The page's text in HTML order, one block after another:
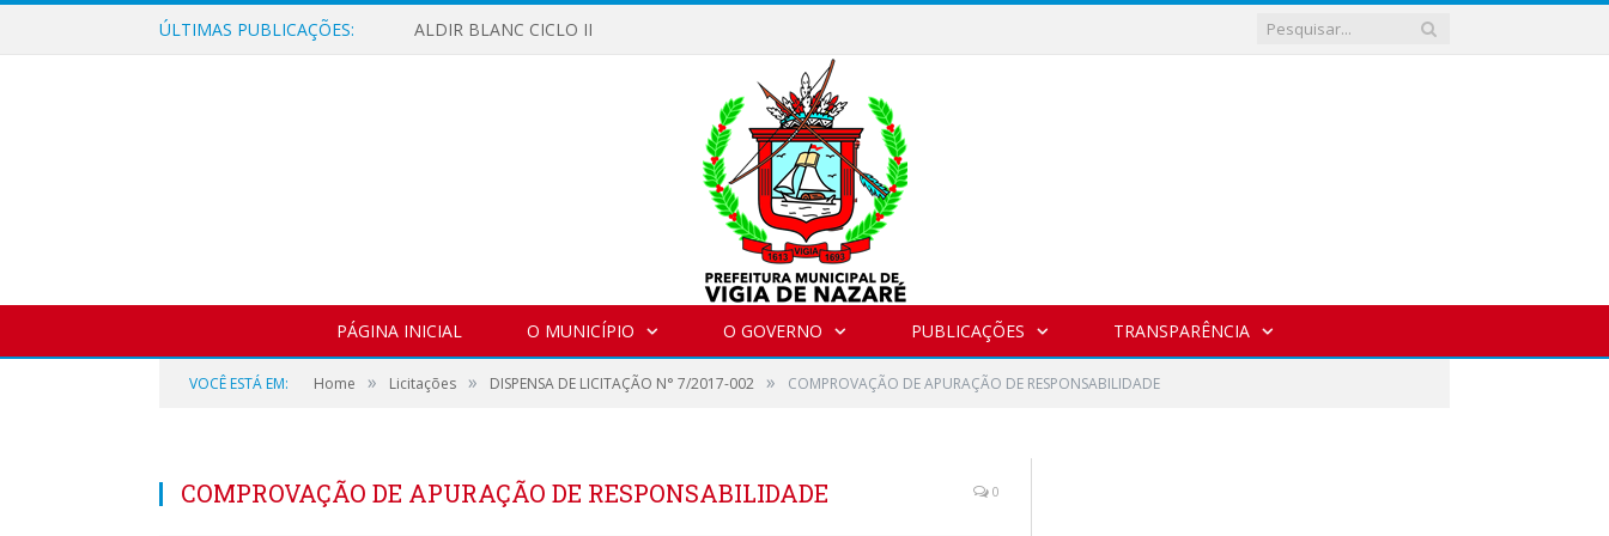
ÚLTIMAS PUBLICAÇÕES: ALDIR BLANC CICLO II
PÁGINA INICIAL O MUNICÍPIO O GOVERNO PUBLICAÇÕES TRANSPARÊNCIA
VOCÊ ESTÁ EM: Home » Licitações » DISPENSA DE LICITAÇÃO N° 7/2017-002 » COMPROVAÇÃO DE APURAÇÃO DE RESPONSABILIDADE
COMPROVAÇÃO DE APURAÇÃO DE RESPONSABILIDADE 0